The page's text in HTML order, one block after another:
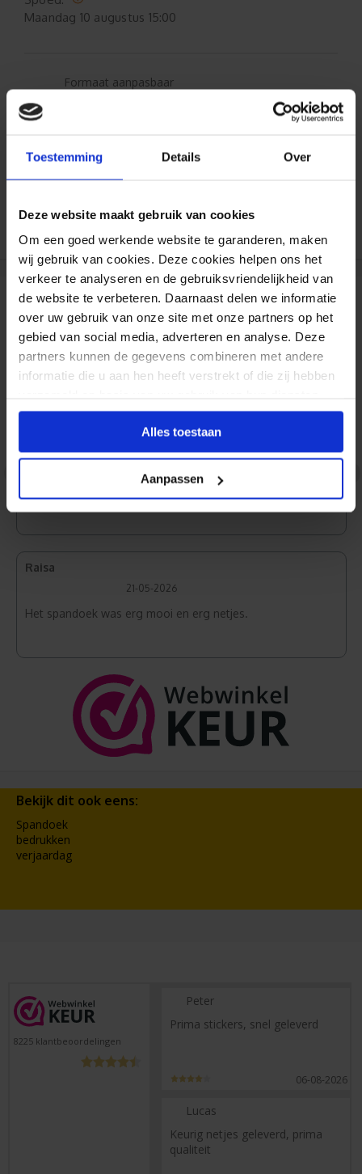
Toestemming Details Over
Deze website maakt gebruik van cookies
Om een goed werkende website te garanderen, maken
wij gebruik van cookies. Deze cookies helpen ons het
verkeer te analyseren en de gebruiksvriendelijkheid van
de website te verbeteren. Daarnaast delen we informatie
over uw gebruik van onze site met onze partners op het
gebied van social media, adverteren en analyse. Deze
partners kunnen de gegevens combineren met andere
informatie die u aan hen heeft verstrekt of die zij hebben
Alles toestaan
Aanpassen
Maandag 10 augustus 15:00
Formaat aanpasbaar
Al 35 jaar ervaring!
bestellen (lees de onafhankelijke reviews)
Reviews
Frontlit PVC
Raisa
21-05-2026
Het spandoek was erg mooi en erg netjes.
Bekijk dit ook eens:
Spandoek
bedrukken
verjaardag
8225 klantbeoordelingen
Peter
Prima stickers, snel geleverd
06-08-2026
Lucas
Keurig netjes geleverd, prima
qualiteit